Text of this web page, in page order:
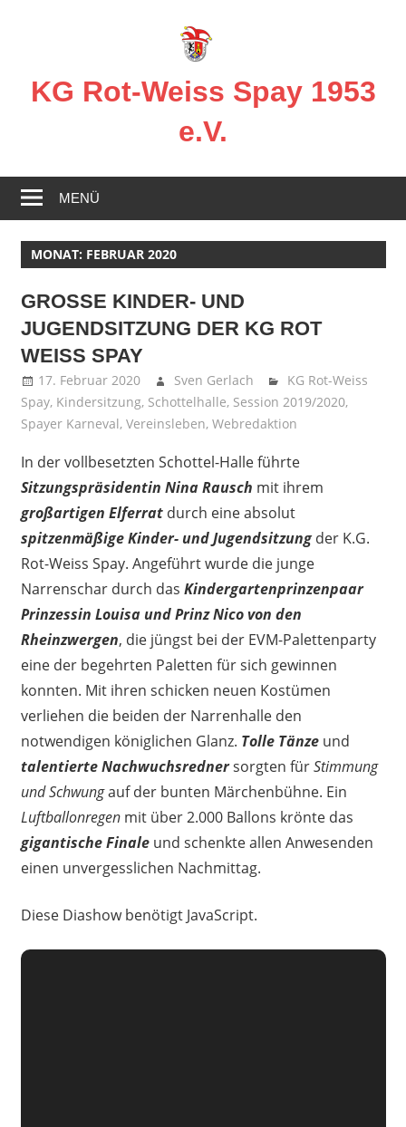
KG Rot-Weiss Spay 1953
e.V.
in
Spay!
MENÜ
MONAT: FEBRUAR 2020
GROSSE KINDER- UND
JUGENDSITZUNG DER KG ROT
WEISS SPAY
17. Februar 2020 Sven Gerlach
KG Rot-Weiss
Spay, Kindersitzung, Schottelhalle, Session 2019/2020,
Spayer Karneval, Vereinsleben, Webredaktion
In der vollbesetzten Schottel-Halle führte
Sitzungspräsidentin Nina Rausch mit ihrem
großartigen Elferratdurch eine absolut
spitzenmäßige Kinder- und Jugendsitzung der K.G.
Rot-Weiss Spay. Angeführt wurde die junge
Narrenschar durch das Kindergartenprinzenpaar
Prinzessin Louisa und Prinz Nico von den
Rheinzwergen, die jüngst bei der EVM-Palettenparty
eine der begehrten Paletten für sich gewinnen
konnten. Mit ihren schicken neuen Kostümen
verliehen die beiden der Narrenhalle den
notwendigen königlichen Glanz. Tolle Tänzeund
talentierte Nachwuchsredner sorgten fürStimmung
und Schwungauf der bunten Märchenbühne. Ein
Luftballonregenmit über 2.000 Ballons krönte das
gigantische Finaleund schenkte allen Anwesenden
einen unvergesslichen Nachmittag.
Diese Diashow benötigt JavaScript.